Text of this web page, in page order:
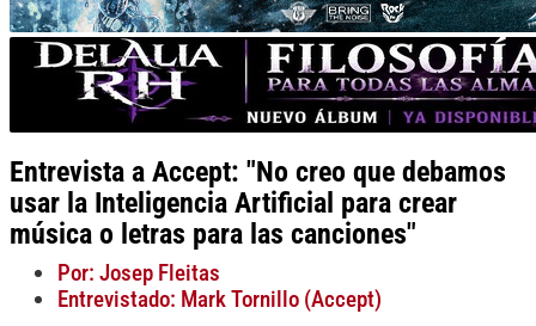
Entrevista a Accept: "No creo que debamos
usar la Inteligencia Artificial para crear
música o letras para las canciones"
Por: Josep Fleitas
Entrevistado: Mark Tornillo (Accept)